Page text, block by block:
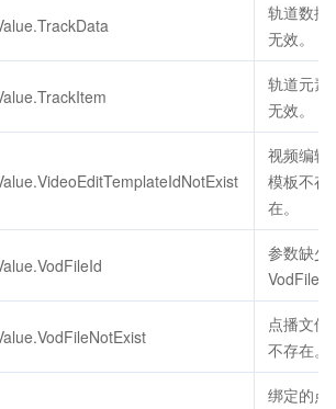
轨道数据
无效。
轨道元素
无效。
视频编辑
模板不存
在。
参数缺少
VodFile。
点播文件
不存在。
绑定的点